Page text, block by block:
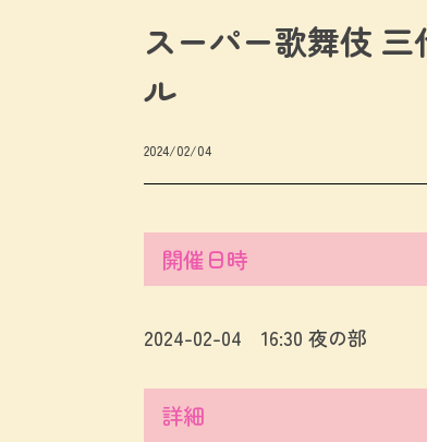
スーパー歌舞伎
ル
2024/02/04
開催日時
2024-02-04 16:30 夜の部
詳細